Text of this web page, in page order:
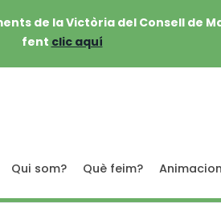
de la Victòria del Consell de
fent clic aquí
Qui som? Què feim?